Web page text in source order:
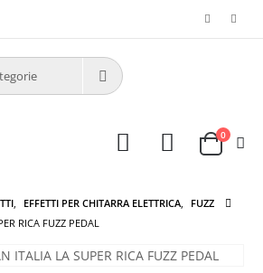
0
, EFFETTI PER CHITARRA ELETTRICA,
FUZZ
RICA FUZZ PEDAL